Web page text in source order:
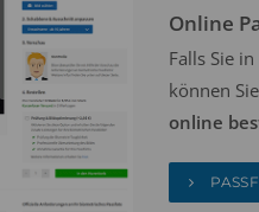
Online
Falls Sie
können
online